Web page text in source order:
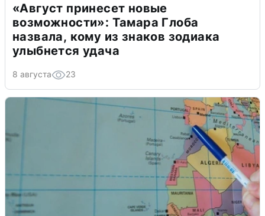
«Август принесет новые
возможности»: Тамара Глоба
назвала, кому из знаков зодиака
улыбнется удача
8 августа 23